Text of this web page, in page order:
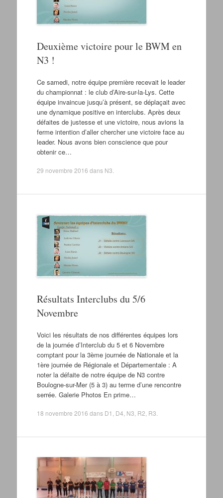
Deuxième victoire pour le BWM en
N3 !
Ce samedi, notre équipe première recevait le leader
du championnat : le club d’Aire-sur-la-Lys. Cette
équipe invaincue jusqu’à présent, se déplaçait avec
une dynamique positive en interclubs. Après deux
défaites de justesse et une victoire, nous avions la
ferme intention d’aller chercher une victoire face au
leader. Nous avons bien conscience que pour
obtenir ce…
29 novembre 2016 dans N3
Résultats Interclubs du 5/6
Novembre
Voici les résultats de nos différentes équipes lors
de la journée d’Interclub du 5 et 6 Novembre
comptant pour la 3ème journée de Nationale et la
1ère journée de Régionale et Départementale : A
noter la défaite de notre équipe de N3 contre
Boulogne-sur-Mer (5 à 3) au terme d’une rencontre
serrée. Galerie Photos En prime…
18 novembre 2016 dans D1 D4 N3 R2 R3